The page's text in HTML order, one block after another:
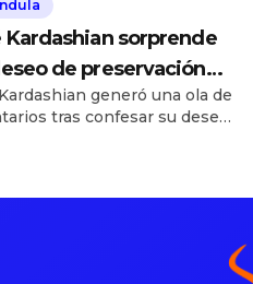
Kardashian sorprende
de preservación
y revela sus
estéticos
generó una ola de
tras confesar su deseo